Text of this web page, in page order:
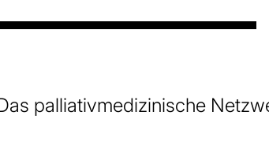
palliativmedizinische